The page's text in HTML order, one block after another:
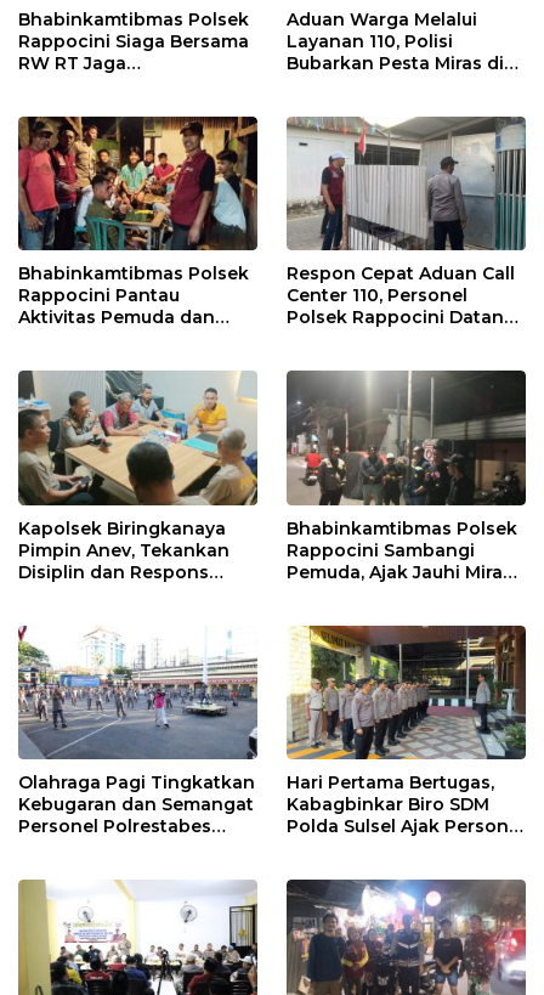
Bhabinkamtibmas Polsek
Rappocini Siaga Bersama
RW RT Jaga
Aduan Warga Melalui
Layanan 110, Polisi
Bubarkan Pesta Miras di
Bhabinkamtibmas Polsek
Rappocini Pantau
Aktivitas Pemuda dan
Respon Cepat Aduan Call
Center 110, Personel
Polsek Rappocini Datangi
Kapolsek Biringkanaya
Pimpin Anev, Tekankan
Disiplin dan Respons
Bhabinkamtibmas Polsek
Rappocini Sambangi
Pemuda, Ajak Jauhi Miras,
Olahraga Pagi Tingkatkan
Kebugaran dan Semangat
Personel Polrestabes
Hari Pertama Bertugas,
Kabagbinkar Biro SDM
Polda Sulsel Ajak Personel